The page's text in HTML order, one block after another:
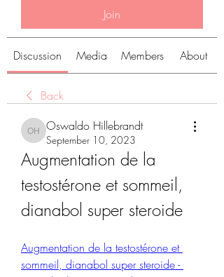
Join
Discussion Media Members About
Back
Oswaldo Hillebrandt
Oswaldo Hillebrandt
September 10, 2023
Augmentation de la
testostérone et sommeil,
dianabol super steroide
Augmentation de la testostérone et
sommeil, dianabol super steroide -